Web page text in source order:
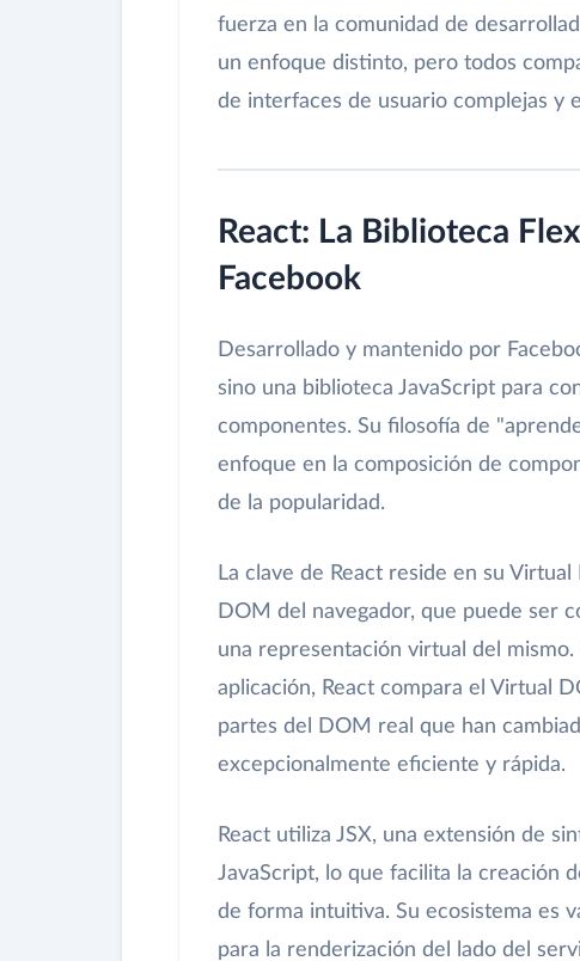
fuerza en la comunidad de
un enfoque distinto, pero todos
de interfaces de usuario complejas y
React: La Biblioteca
Facebook
Desarrollado y mantenido por
sino una biblioteca JavaScript para
componentes. Su filosofía de
enfoque en la composición de
de la popularidad.
La clave de React reside en su
DOM del navegador, que puede ser
una representación virtual del
aplicación, React compara el Virtual
partes del DOM real que han
excepcionalmente eficiente y rápida.
React utiliza JSX, una extensión de
JavaScript, lo que facilita la creación
de forma intuitiva. Su ecosistema es
para la renderización del lado del